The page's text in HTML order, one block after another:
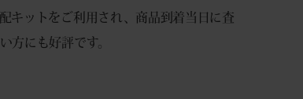
キットをご利用され、商品到着当日に査
方にも好評です。